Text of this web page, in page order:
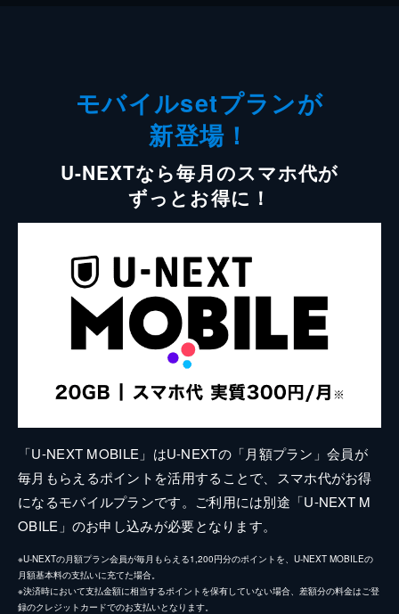
モバイルsetプランが
新登場！
U-NEXTなら毎月のスマホ代が
ずっとお得に！
「U-NEXT MOBILE」はU-NEXTの「月額プラン」会員が
毎月もらえるポイントを活用することで、スマホ代がお得
になるモバイルプランです。ご利用には別途「U-NEXT M
OBILE」のお申し込みが必要となります。
※U-NEXTの月額プラン会員が毎月もらえる1,200円分のポイントを、U-NEXT MOBILEの
月額基本料の支払いに充てた場合。
※決済時において支払金額に相当するポイントを保有していない場合、差額分の料金はご登
録のクレジットカードでのお支払いとなります。